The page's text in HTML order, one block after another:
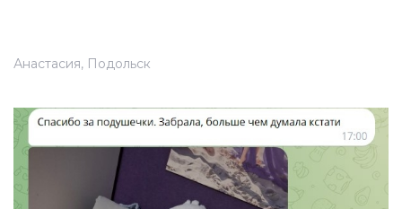
Анастасия, Подольск